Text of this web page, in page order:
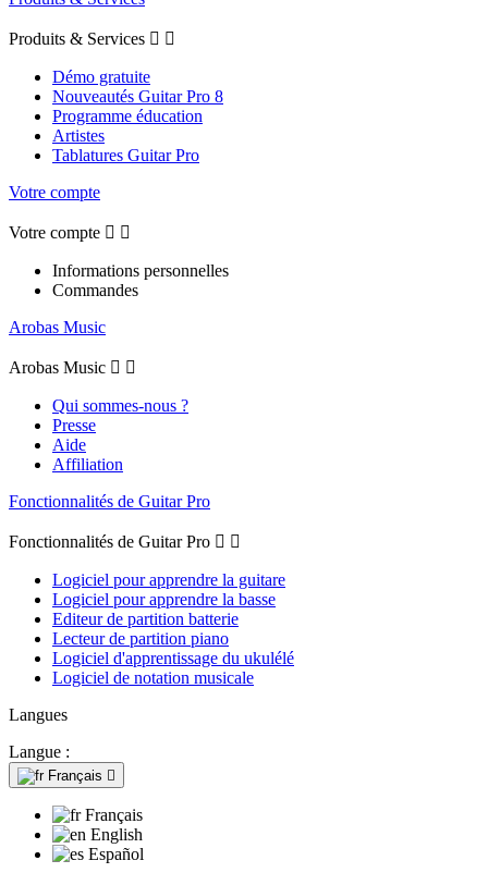
Produits & Services  
Démo gratuite
Nouveautés Guitar Pro 8
Programme éducation
Artistes
Tablatures Guitar Pro
Votre compte
Votre compte  
Informations personnelles
Commandes
Arobas Music
Arobas Music  
Qui sommes-nous ?
Presse
Aide
Affiliation
Fonctionnalités de Guitar Pro
Fonctionnalités de Guitar Pro  
Logiciel pour apprendre la guitare
Logiciel pour apprendre la basse
Editeur de partition batterie
Lecteur de partition piano
Logiciel d'apprentissage du ukulélé
Logiciel de notation musicale
Langues
Langue :
Français 
Français
English
Español